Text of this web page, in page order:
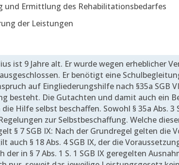
und Ermittlung des Rehabilitationsbedarfes
der Leistungen
ist 9 Jahre alt. Er wurde wegen erheblicher
Er benötigt eine
auf Eingliederungshilfe nach §35a SGB
besteht. Die Gutachten und damit auch ein
Hilfe selbst beschaffen. Sowohl § 35a Abs. 3
zur Selbstbeschaffung. Welche
§ 7 SGB IX: Nach der Grundregel gelten die
auch § 18 Abs. 4 SGB IX, der die
der in § 7 Abs. 1 S. 1 SGB IX geregelten